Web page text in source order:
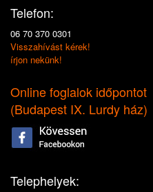
Telefon:
06 70 370 0301
Visszahívást kérek!
írjon nekünk!
Online foglalok időpontot
(Budapest IX. Lurdy ház)
Telephelyek: